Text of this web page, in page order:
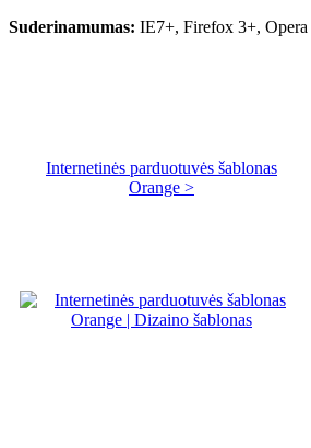
Suderinamumas: IE7+, Firefox 3+,
Internetinės parduotuvės šablonas
Orange >